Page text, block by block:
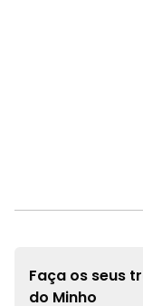
Faça os seus
do Minho